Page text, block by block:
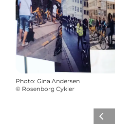
Photo: Gina Andersen
© Rosenborg Cykler